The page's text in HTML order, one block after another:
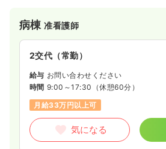
病棟准看護師
2交代（常勤）
給与 お問い合わせください
時間 9:00～17:30 （休憩60分）
月給33万円以上可
気になる